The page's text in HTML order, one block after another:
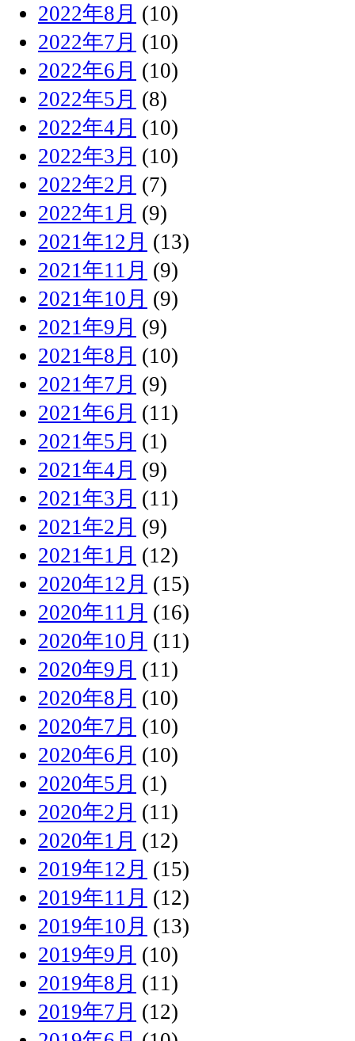
2022年8月 (10)
2022年7月 (10)
2022年6月 (10)
2022年5月 (8)
2022年4月 (10)
2022年3月 (10)
2022年2月 (7)
2022年1月 (9)
2021年12月 (13)
2021年11月 (9)
2021年10月 (9)
2021年9月 (9)
2021年8月 (10)
2021年7月 (9)
2021年6月 (11)
2021年5月 (1)
2021年4月 (9)
2021年3月 (11)
2021年2月 (9)
2021年1月 (12)
2020年12月 (15)
2020年11月 (16)
2020年10月 (11)
2020年9月 (11)
2020年8月 (10)
2020年7月 (10)
2020年6月 (10)
2020年5月 (1)
2020年2月 (11)
2020年1月 (12)
2019年12月 (15)
2019年11月 (12)
2019年10月 (13)
2019年9月 (10)
2019年8月 (11)
2019年7月 (12)